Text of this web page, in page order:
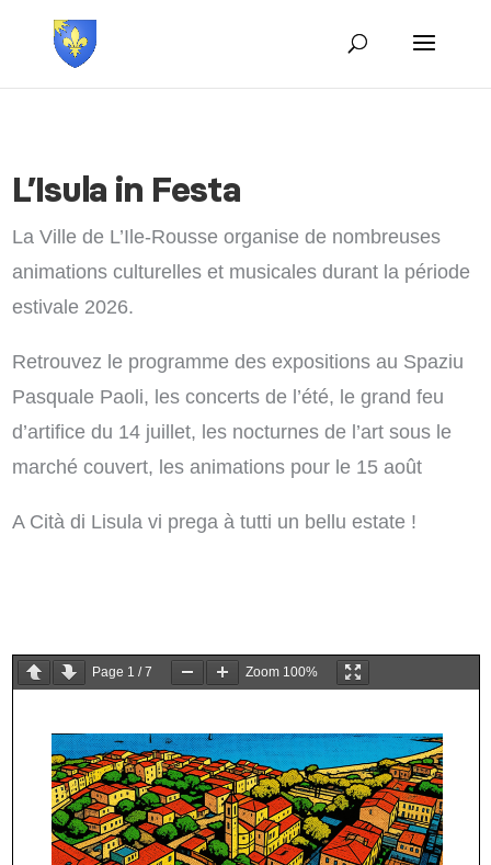
L’Isula in Festa
La Ville de L’Ile-Rousse organise de nombreuses
animations culturelles et musicales durant la période
estivale 2026.
Retrouvez le programme des expositions au Spaziu
Pasquale Paoli, les concerts de l’été, le grand feu
d’artifice du 14 juillet, les nocturnes de l’art sous le
marché couvert, les animations pour le 15 août
A Cità di Lisula vi prega à tutti un bellu estate !
Page 1 /7 Zoom 100%